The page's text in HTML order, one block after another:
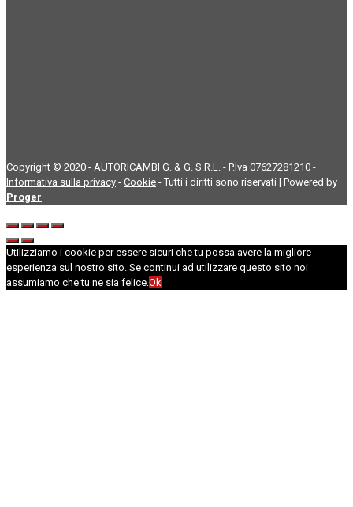
Copyright © 2020 - AUTORICAMBI G. & G. S.R.L. - P.Iva 07627281210 -
Informativa sulla privacy - Cookie - Tutti i diritti sono riservati | Powered by
Proger
Utilizziamo i cookie per essere sicuri che tu possa avere la migliore
esperienza sul nostro sito. Se continui ad utilizzare questo sito noi
assumiamo che tu ne sia felice.Ok